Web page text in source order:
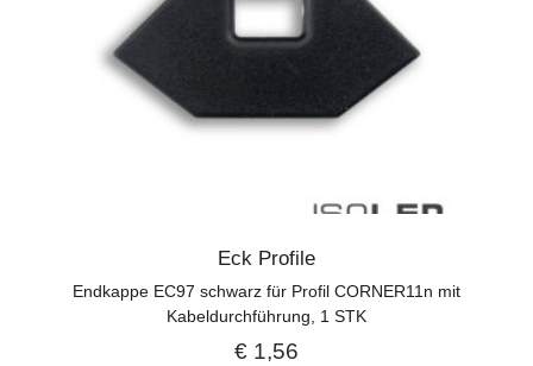
Eck Profile
Endkappe EC97 schwarz für Profil CORNER11n mit
Kabeldurchführung, 1 STK
€1,56